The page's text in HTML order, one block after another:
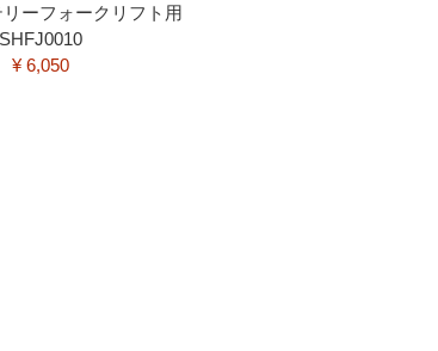
ーフォークリフト用
SHFJ0010
¥ 6,050